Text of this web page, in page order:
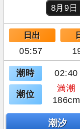
8月9日
日出
05:57
潮時 02:40
潮位
満潮
186cm
潮汐